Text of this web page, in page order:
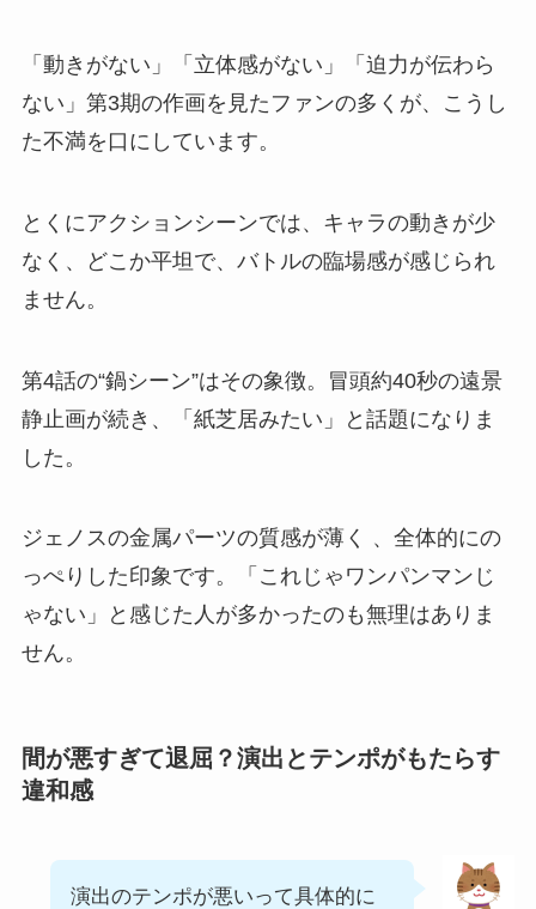
「動きがない」「立体感がない」「迫力が伝わら
ない」第3期の作画を見たファンの多くが、こうし
た不満を口にしています。
とくにアクションシーンでは、キャラの動きが少
なく、どこか平坦で、バトルの臨場感が感じられ
ません。
第4話の“鍋シーン”はその象徴。冒頭約40秒の遠景
静止画が続き、「紙芝居みたい」と話題になりま
した。
ジェノスの金属パーツの質感が薄く 、全体的にの
っぺりした印象です。「これじゃワンパンマンじ
ゃない」と感じた人が多かったのも無理はありま
せん。
間が悪すぎて退屈？演出とテンポがもたらす
違和感
演出のテンポが悪いって具体的に